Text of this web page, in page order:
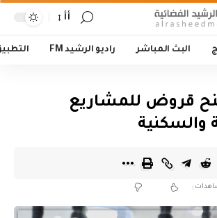
أأ
البث المباشر راديو الرشيد FM
قروض للمشاريع
والسكنية